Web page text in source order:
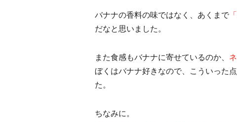
バナナの香料の味ではなく、あくまで
だなと思いました。
また食感もバナナに寄せているのか、
ぼくはバナナ好きなので、こういった
た。
ちなみに。